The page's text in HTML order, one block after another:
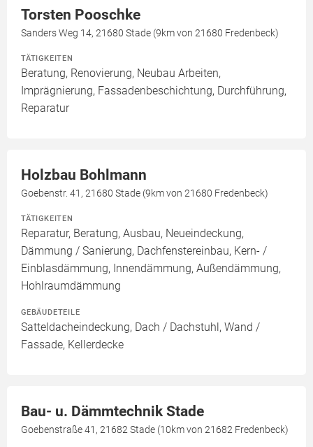
Torsten Pooschke
Sanders Weg 14, 21680 Stade (9km von 21680 Fredenbeck)
TÄTIGKEITEN
Beratung, Renovierung, Neubau Arbeiten,
Imprägnierung, Fassadenbeschichtung, Durchführung,
Reparatur
Holzbau Bohlmann
Goebenstr. 41, 21680 Stade (9km von 21680 Fredenbeck)
TÄTIGKEITEN
Reparatur, Beratung, Ausbau, Neueindeckung,
Dämmung / Sanierung, Dachfenstereinbau, Kern- /
Einblasdämmung, Innendämmung, Außendämmung,
Hohlraumdämmung
GEBÄUDETEILE
Satteldacheindeckung, Dach / Dachstuhl, Wand /
Fassade, Kellerdecke
Bau- u. Dämmtechnik Stade
Goebenstraße 41, 21682 Stade (10km von 21682 Fredenbeck)